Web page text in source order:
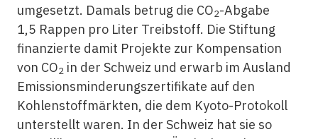
umgesetzt. Damals betrug die CO2-Abgabe
1,5 Rappen pro Liter Treibstoff. Die Stiftung
finanzierte damit Projekte zur Kompensation
von CO2 in der Schweiz und erwarb im Ausland
Emissionsminderungszertifikate auf den
Kohlenstoffmärkten, die dem Kyoto-Protokoll
unterstellt waren. In der Schweiz hat sie so